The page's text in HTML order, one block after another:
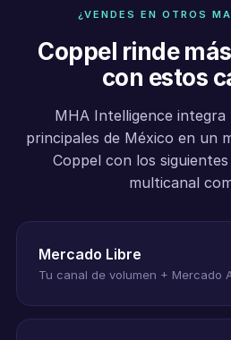
¿VENDES EN OTROS
Coppel rinde
con estos
MHA Intelligence integra
principales de México en un
Coppel con los
multicanal
Mercado Libre
Tu canal de volumen + Mercado